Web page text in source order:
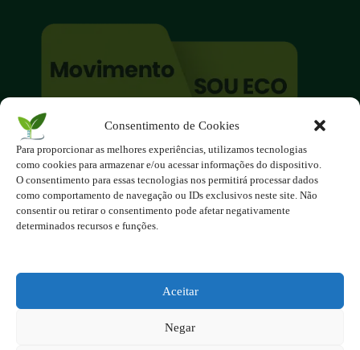
Consentimento de Cookies
Para proporcionar as melhores experiências, utilizamos tecnologias
como cookies para armazenar e/ou acessar informações do dispositivo.
O consentimento para essas tecnologias nos permitirá processar dados
como comportamento de navegação ou IDs exclusivos neste site. Não
consentir ou retirar o consentimento pode afetar negativamente
determinados recursos e funções.
Aceitar
Negar
O site é um movimento ambientalista!
Participe você também!
Podemos fazer muito
se nos unirmos!
Inscreva-se na Newsletter
2025 - Todos os direitos reservados à